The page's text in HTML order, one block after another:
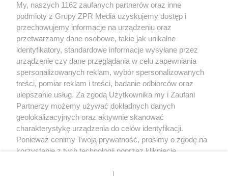
Żaden utwór zamieszczony w serwisie nie może być powielany i
rozpowszechniany lub dalej rozpowszechniany w jakikolwiek sposób (w
tym także elektroniczny lub mechaniczny) na jakimkolwiek polu
eksploatacji w jakiejkolwiek formie, włącznie z umieszczaniem w Internecie
bez pisemnej zgody właściciela praw. Jakiekolwiek użycie lub
wykorzystanie utworów w całości lub w części z naruszeniem prawa, tzn.
bez właściwej zgody, jest zabronione pod groźbą kary i może być ścigane
prawnie.
O nas
My, naszych 1162 zaufanych partnerów oraz inne
podmioty z Grupy ZPR Media uzyskujemy dostęp i
przechowujemy informacje na urządzeniu oraz
przetwarzamy dane osobowe, takie jak unikalne
identyfikatory, standardowe informacje wysyłane przez
urządzenie czy dane przeglądania w celu zapewniania
spersonalizowanych reklam, wybór spersonalizowanych
treści, pomiar reklam i treści, badanie odbiorców oraz
ulepszanie usług. Za zgodą Użytkownika my i Zaufani
Partnerzy możemy używać dokładnych danych
geolokalizacyjnych oraz aktywnie skanować
charakterystykę urządzenia do celów identyfikacji.
Ponieważ cenimy Twoją prywatność, prosimy o zgodę na
korzystanie z tych technologii poprzez kliknięcie
zmienić/wycofać klikając przycisk ustawień prywatności